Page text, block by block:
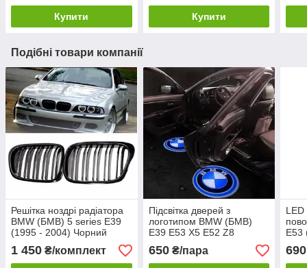
Купити Купити
Подібні товари компанії
Решітка ноздрі радіатора
BMW (БМВ) 5 series E39
(1995 - 2004) Чорний
глянець 2 ребра
1 450 ₴/комплект
Підсвітка дверей з
логотипом BMW (БМВ)
E39 E53 X5 E52 Z8
650₴/пара
LED
E53
E36
E34
690